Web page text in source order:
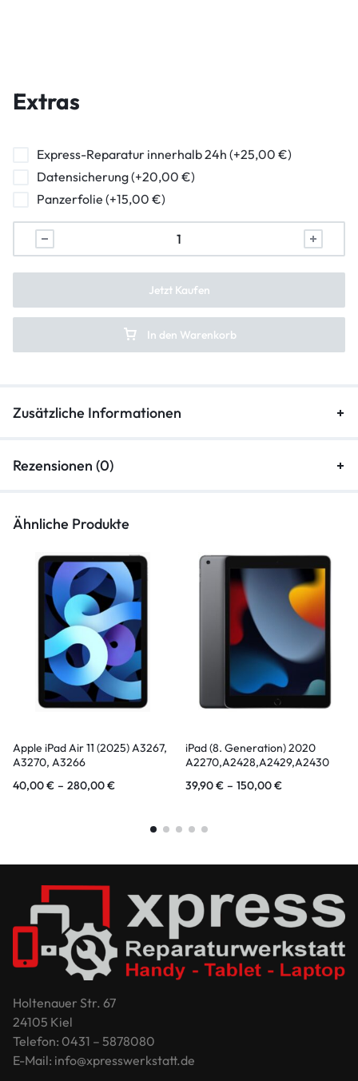
Ladebuchse Raparatur
Lautsprecher Reparatur
Vibration Reparatur
Ein-/Ausschalter Reparatur
Backcover Rückseite Reparatur
Mikrofon Reparatur
Lautstärkeregler Reparatur
Extras
Express-Reparatur innerhalb 24h (+25,00 €)
Datensicherung (+20,00 €)
Panzerfolie (+15,00 €)
In den Warenkorb
Jetzt Kaufen
Zusätzliche Informationen
Rezensionen (0)
Ähnliche Produkte
Apple iPad Air 11 (2025) A3267,
A3270, A3266
40,00€ – 280,00€
iPad (8. Generation) 2020
A2270,A2428,A2429,A2430
39,90€ – 150,00€
Holtenauer Str. 67
24105 Kiel
Telefon: 0431 – 5878080
E-Mail: info@xpresswerkstatt.de